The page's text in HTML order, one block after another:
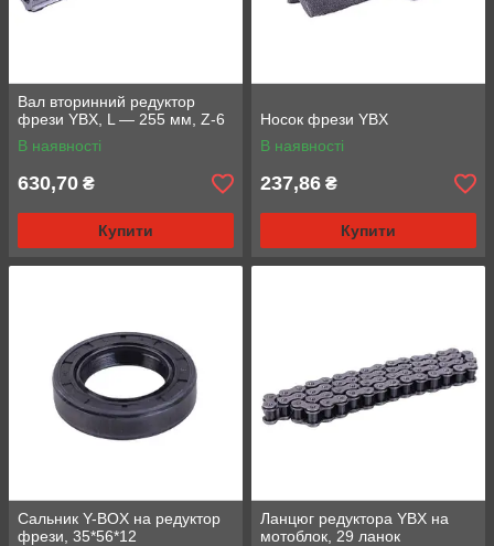
Вал вторинний редуктор
фрези YBX, L — 255 мм, Z-6
В наявності
630,70 ₴
Купити
Носок фрези YBX
В наявності
237,86 ₴
Купити
Сальник Y-BOX на редуктор
фрези, 35*56*12
Ланцюг редуктора YBX на
мотоблок, 29 ланок